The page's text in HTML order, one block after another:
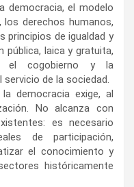
democracia, el modelo
los derechos humanos,
principios de igualdad y
pública, laica y gratuita,
el cogobierno y la
de la sociedad.
democracia exige, al
No alcanza con
es necesario
de participación,
el conocimiento y
históricamente